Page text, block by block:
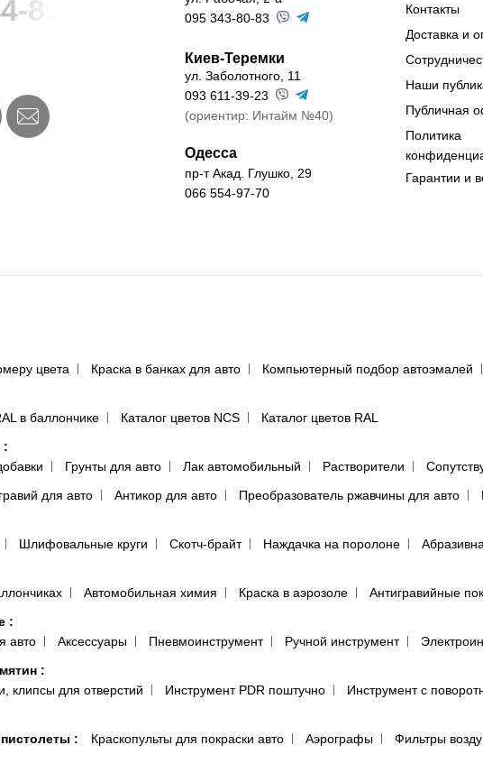
89
095 343-80-83
Киев-Теремки
ул. Заболотного, 11
093 611-39-23
(ориентир: Интайм №40)
Одесса
пр-т Акад. Глушко, 29
066 554-97-70
Контакты
Доставка и
Наши
Публичная
Политика
Гарантии и
цвета
Краска в банках для авто Компьютерный подбор автоэмалей
в баллончике Каталог цветов NCS
Каталог цветов RAL
:
Грунты для авто Лак автомобильный Растворители
для авто Антикор для авто Преобразователь ржавчины для авто
Шлифовальные круги Скотч-брайт Наждачка на поролоне
Автомобильная химия Краска в аэрозоле Антигравийные
:
авто
Аксессуары Пневмоинструмент Ручной инструмент
:
клипсы для отверстий Инструмент PDR поштучно Инструмент с
: Краскопульты для покраски авто Аэрографы Фильтры